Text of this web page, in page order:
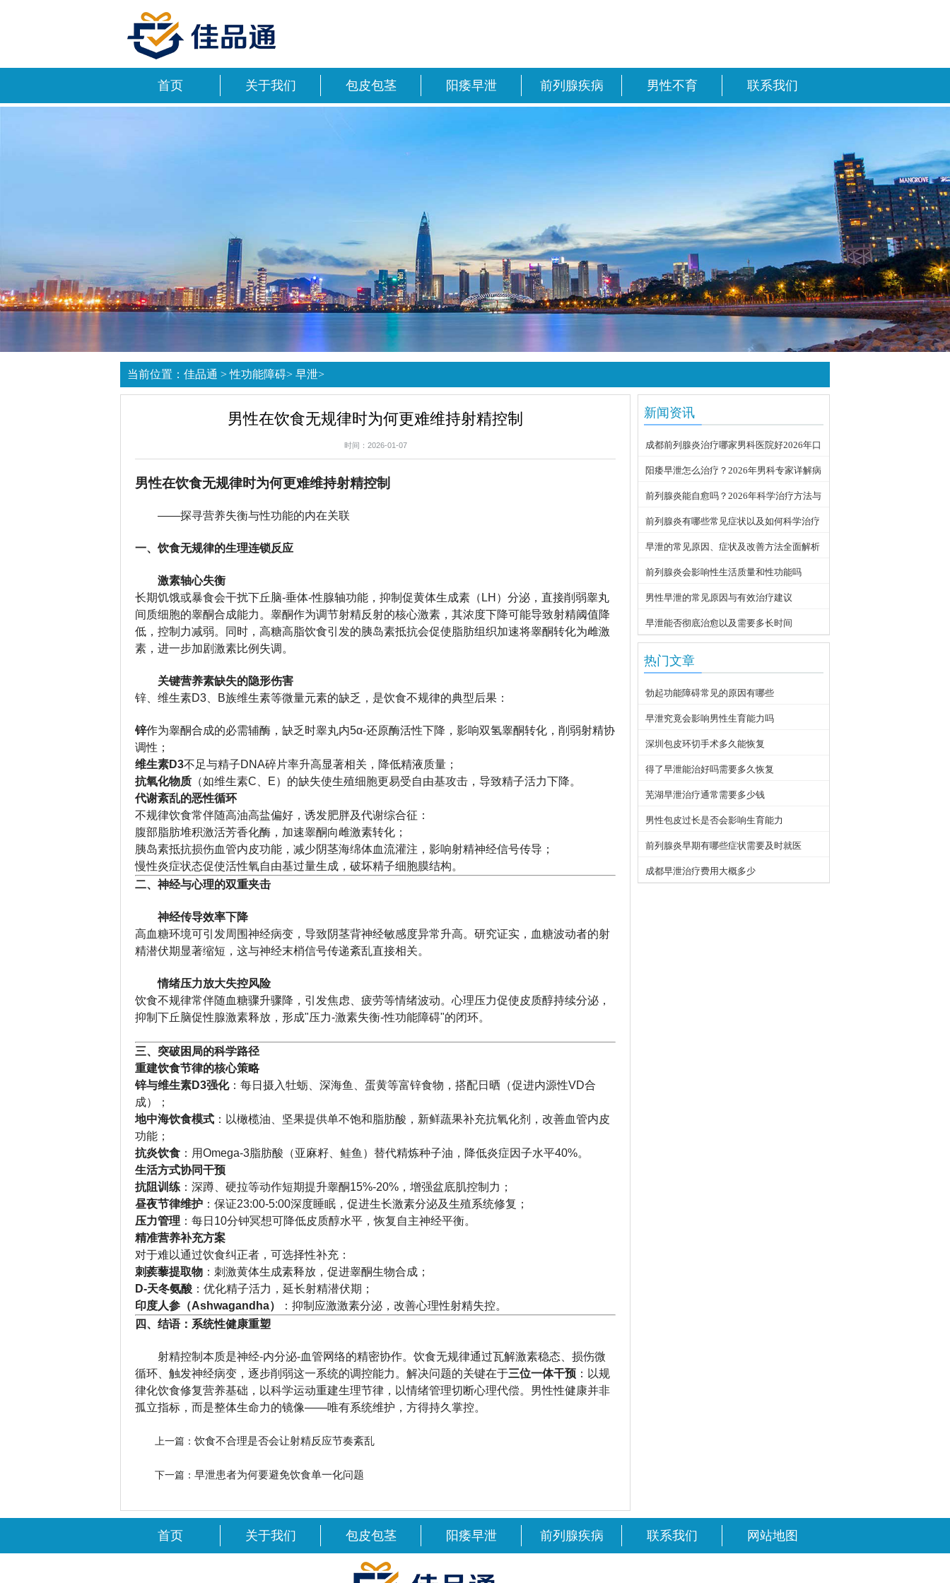
首页 关于我们 包皮包茎 阳痿早泄 前列腺疾病 男性不育 联系我们
当前位置： 佳品通 >性功能障碍> 早泄>
男性在饮食无规律时为何更难维持射精控制
时间：2026-01-07
男性在饮食无规律时为何更难维持射精控制
——探寻营养失衡与性功能的内在关联
一、饮食无规律的生理连锁反应
激素轴心失衡
长期饥饿或暴食会干扰下丘脑-垂体-性腺轴功能，抑制促黄体生成素（LH）分泌，直接削弱睾丸
间质细胞的睾酮合成能力。睾酮作为调节射精反射的核心激素，其浓度下降可能导致射精阈值降
低，控制力减弱。同时，高糖高脂饮食引发的胰岛素抵抗会促使脂肪组织加速将睾酮转化为雌激
素，进一步加剧激素比例失调。
关键营养素缺失的隐形伤害
锌、维生素D3、B族维生素等微量元素的缺乏，是饮食不规律的典型后果：
锌作为睾酮合成的必需辅酶，缺乏时睾丸内5α-还原酶活性下降，影响双氢睾酮转化，削弱射精协
调性；
维生素D3不足与精子DNA碎片率升高显著相关，降低精液质量；
抗氧化物质 （如维生素C、E）的缺失使生殖细胞更易受自由基攻击，导致精子活力下降。
代谢紊乱的恶性循环
不规律饮食常伴随高油高盐偏好，诱发肥胖及代谢综合征：
腹部脂肪堆积激活芳香化酶，加速睾酮向雌激素转化；
胰岛素抵抗损伤血管内皮功能，减少阴茎海绵体血流灌注，影响射精神经信号传导；
慢性炎症状态促使活性氧自由基过量生成，破坏精子细胞膜结构。
二、神经与心理的双重夹击
神经传导效率下降
高血糖环境可引发周围神经病变，导致阴茎背神经敏感度异常升高。研究证实，血糖波动者的射
精潜伏期显著缩短，这与神经末梢信号传递紊乱直接相关。
情绪压力放大失控风险
饮食不规律常伴随血糖骤升骤降，引发焦虑、疲劳等情绪波动。心理压力促使皮质醇持续分泌，
抑制下丘脑促性腺激素释放，形成"压力-激素失衡-性功能障碍"的闭环。
三、突破困局的科学路径
重建饮食节律的核心策略
锌与维生素D3强化：每日摄入牡蛎、深海鱼、蛋黄等富锌食物，搭配日晒（促进内源性VD合
成）；
地中海饮食模式 ：以橄榄油、坚果提供单不饱和脂肪酸，新鲜蔬果补充抗氧化剂，改善血管内皮
功能；
抗炎饮食 ：用Omega-3脂肪酸（亚麻籽、鲑鱼）替代精炼种子油，降低炎症因子水平40%。
生活方式协同干预
抗阻训练 ：深蹲、硬拉等动作短期提升睾酮15%-20%，增强盆底肌控制力；
昼夜节律维护 ：保证23:00-5:00深度睡眠，促进生长激素分泌及生殖系统修复；
压力管理 ：每日10分钟冥想可降低皮质醇水平，恢复自主神经平衡。
精准营养补充方案
对于难以通过饮食纠正者，可选择性补充：
刺蒺藜提取物 ：刺激黄体生成素释放，促进睾酮生物合成；
D-天冬氨酸 ：优化精子活力，延长射精潜伏期；
印度人参（Ashwagandha）
：抑制应激激素分泌，改善心理性射精失控。
四、结语：系统性健康重塑
射精控制本质是神经-内分泌-血管网络的精密协作。饮食无规律通过瓦解激素稳态、损伤微
循环、触发神经病变，逐步削弱这一系统的调控能力。解决问题的关键在于三位一体干预 ：以规
律化饮食修复营养基础，以科学运动重建生理节律，以情绪管理切断心理代偿。男性性健康并非
孤立指标，而是整体生命力的镜像——唯有系统维护，方得持久掌控。
上一篇： 饮食不合理是否会让射精反应节奏紊乱
下一篇： 早泄患者为何要避免饮食单一化问题
新闻资讯
成都前列腺炎治疗哪家男科医院好2026年口
碑推荐
阳痿早泄怎么治疗？2026年男科专家详解病
因与科学用药方案
前列腺炎能自愈吗？2026年科学治疗方法与
日常护理指南
前列腺炎有哪些常见症状以及如何科学治疗
早泄的常见原因、症状及改善方法全面解析
前列腺炎会影响性生活质量和性功能吗
男性早泄的常见原因与有效治疗建议
早泄能否彻底治愈以及需要多长时间
热门文章
勃起功能障碍常见的原因有哪些
早泄究竟会影响男性生育能力吗
深圳包皮环切手术多久能恢复
得了早泄能治好吗需要多久恢复
芜湖早泄治疗通常需要多少钱
男性包皮过长是否会影响生育能力
前列腺炎早期有哪些症状需要及时就医
成都早泄治疗费用大概多少
首页 关于我们 包皮包茎 阳痿早泄 前列腺疾病 联系我们 网站地图